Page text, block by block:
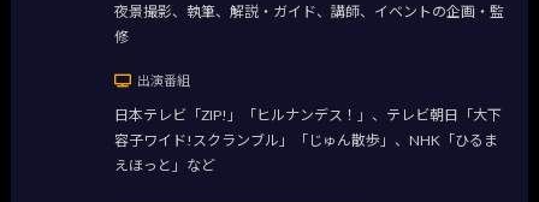
夜景撮影、執筆、解説・ガイド、講師、イベントの企画・監
修
出演番組
日本テレビ「ZIP!」「ヒルナンデス！」、テレビ朝日「大下
容子ワイド!スクランブル」「じゅん散歩」、NHK「ひるま
えほっと」など